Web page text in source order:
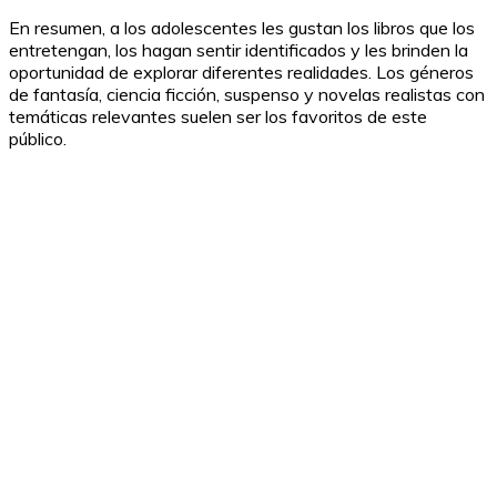
En resumen, a los adolescentes les gustan los libros que los
entretengan, los hagan sentir identificados y les brinden la
oportunidad de explorar diferentes realidades. Los géneros
de fantasía, ciencia ficción, suspenso y novelas realistas con
temáticas relevantes suelen ser los favoritos de este
público.